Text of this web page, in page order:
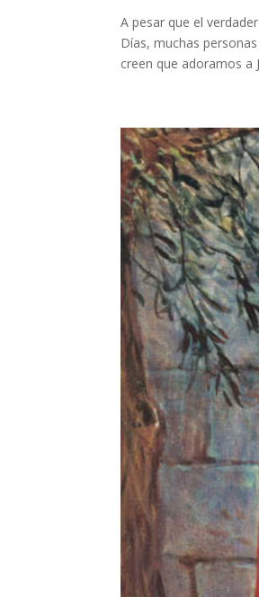
A pesar que el
Días, muchas
creen que adoramos a